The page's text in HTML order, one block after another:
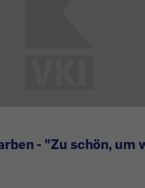
- "Zu schön, um